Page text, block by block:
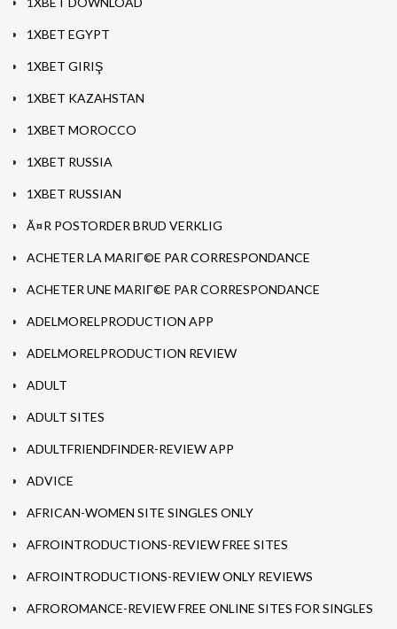
1XBET EGYPT
1XBET GIRIŞ
1XBET KAZAHSTAN
1XBET MOROCCO
1XBET RUSSIA
1XBET RUSSIAN
Ã¤R POSTORDER BRUD VERKLIG
ACHETER LA MARIГ©E PAR CORRESPONDANCE
ACHETER UNE MARIГ©E PAR CORRESPONDANCE
ADELMORELPRODUCTION APP
ADELMORELPRODUCTION REVIEW
ADULT
ADULT SITES
ADULTFRIENDFINDER-REVIEW APP
ADVICE
AFRICAN-WOMEN SITE SINGLES ONLY
AFROINTRODUCTIONS-REVIEW FREE SITES
AFROINTRODUCTIONS-REVIEW ONLY REVIEWS
AFROROMANCE-REVIEW FREE ONLINE SITES FOR SINGLES